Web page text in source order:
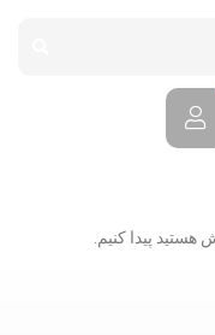
پیدا کنیم.